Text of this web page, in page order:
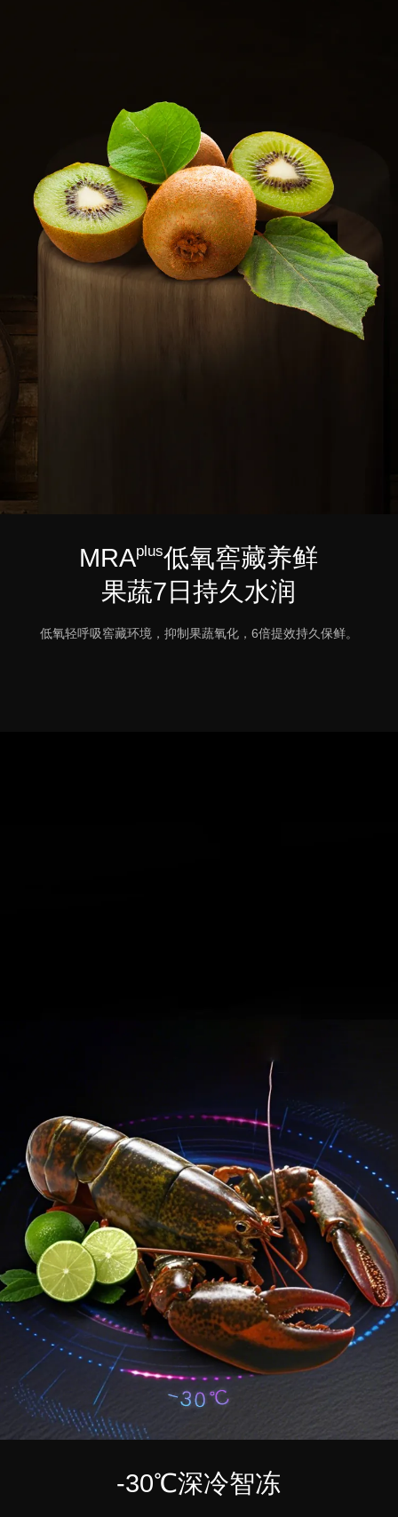
MRAplus低氧窖藏养鲜
果蔬7日持久水润
低氧轻呼吸窖藏环境，抑制果蔬氧化，6倍提效持久保鲜。
-30℃深冷智冻